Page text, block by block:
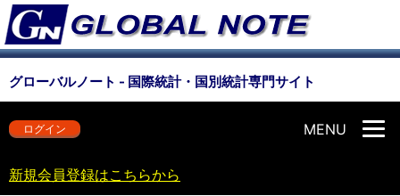
グローバルノート - 国際統計・国別統計専門サイト
MENU
ログイン
新規会員登録はこちらから